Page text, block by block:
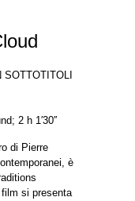
SOTTOTITOLI
2 h 1′30′′
di Pierre
è
si presenta